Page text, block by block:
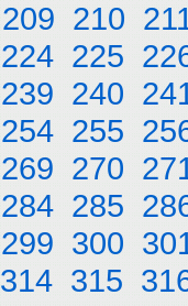
209 210
224 225
239 240
254 255
269 270
284 285
299 300
314 315